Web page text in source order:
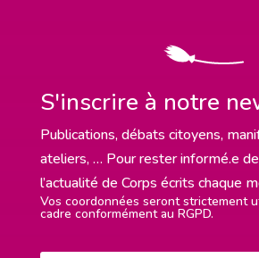
S'inscrire à notre
Publications, débats citoyens,
ateliers, … Pour rester informé.e
l’actualité de Corps écrits chaque
Vos coordonnées seront strictement
cadre conformément au RGPD.